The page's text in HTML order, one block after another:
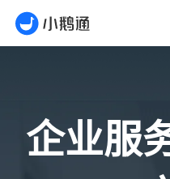
企业服